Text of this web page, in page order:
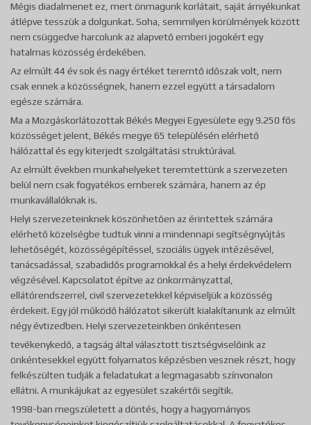
Mégis diadalmenet ez, mert önmagunk korlátait, saját árnyékunkat
átlépve tesszük a dolgunkat. Soha, semmilyen körülmények között
nem csüggedve harcolunk az alapvető emberi jogokért egy
hatalmas közösség érdekében.
Az elmúlt 44 év sok és nagy értéket teremtő időszak volt, nem
csak ennek a közösségnek, hanem ezzel együtt a társadalom
egésze számára.
Ma a Mozgáskorlátozottak Békés Megyei Egyesülete egy 9.250 fős
közösséget jelent, Békés megye 65 településén elérhető
hálózattal és egy kiterjedt szolgáltatási struktúrával.
Az elmúlt években munkahelyeket teremtettünk a szervezeten
belül nem csak fogyatékos emberek számára, hanem az ép
munkavállalóknak is.
Helyi szervezeteinknek köszönhetően az érintettek számára
elérhető közelségbe tudtuk vinni a mindennapi segítségnyújtás
lehetőségét, közösségépítéssel, szociális ügyek intézésével,
tanácsadással, szabadidős programokkal és a helyi érdekvédelem
végzésével. Kapcsolatot építve az önkormányzattal,
ellátórendszerrel, civil szervezetekkel képviseljük a közösség
érdekeit. Egy jól működő hálózatot sikerült kialakítanunk az elmúlt
négy évtizedben. Helyi szervezeteinkben önkéntesen
tevékenykedő, a tagság által választott tisztségviselőink az
önkéntesekkel együtt folyamatos képzésben vesznek részt, hogy
felkészülten tudják a feladatukat a legmagasabb színvonalon
ellátni. A munkájukat az egyesület szakértői segítik.
1998-ban megszületett a döntés, hogy a hagyományos